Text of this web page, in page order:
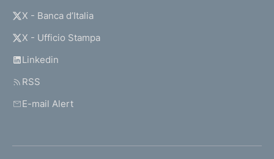
X - Banca d’Italia
X - Ufficio Stampa
Linkedin
RSS
E-mail Alert